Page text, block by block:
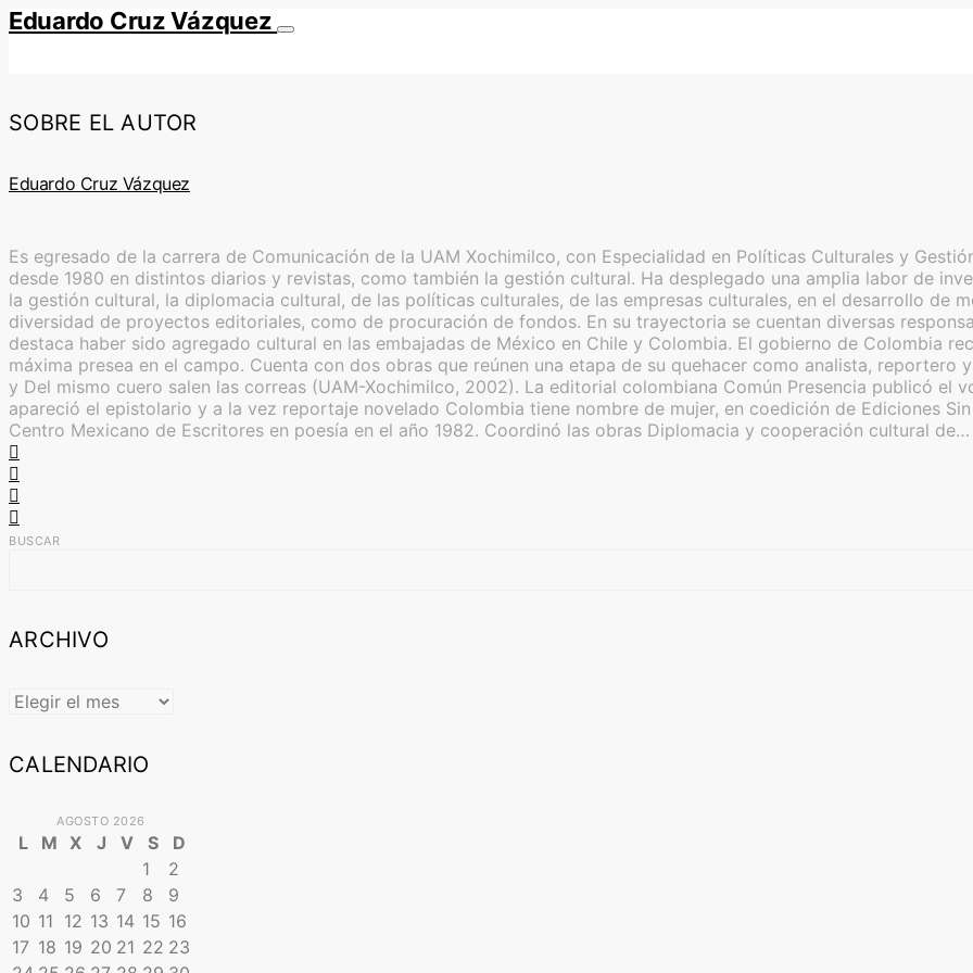
Eduardo Cruz Vázquez
SOBRE EL AUTOR
Eduardo Cruz Vázquez
Es egresado de la carrera de Comunicación de la UAM Xochimilco, con Especialidad en Políticas Culturales y
desde 1980 en distintos diarios y revistas, como también la gestión cultural. Ha desplegado una amplia labor de
la gestión cultural, la diplomacia cultural, de las políticas culturales, de las empresas culturales, en el desarrollo de
diversidad de proyectos editoriales, como de procuración de fondos. En su trayectoria se cuentan diversas
destaca haber sido agregado cultural en las embajadas de México en Chile y Colombia. El gobierno de Colombia
máxima presea en el campo. Cuenta con dos obras que reúnen una etapa de su quehacer como analista, reportero
y Del mismo cuero salen las correas (UAM-Xochimilco, 2002). La editorial colombiana Común Presencia publicó el
apareció el epistolario y a la vez reportaje novelado Colombia tiene nombre de mujer, en coedición de Ediciones
Centro Mexicano de Escritores en poesía en el año 1982. Coordinó las obras Diplomacia y cooperación cultural de…
BUSCAR
ARCHIVO
ARCHIVO
CALENDARIO
AGOSTO 2026
L M X J V S
D
1
2
3
4 5 6 7 8
9
10 11 12 13 14 15 16
17 18 19 20 21 22 23